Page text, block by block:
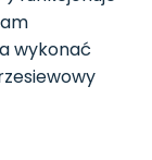
wykonać